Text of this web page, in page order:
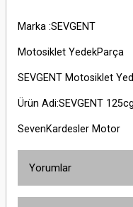
Marka :SEVGENT
Motosiklet YedekParça
SEVGENT Motosiklet
Ürün Adi:SEVGENT
SevenKardesler Motor
Yorumlar